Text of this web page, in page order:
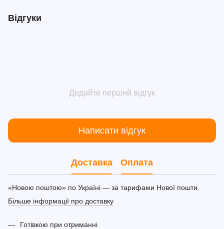
Відгуки
Додайте перший відгук
Написати відгук
Доставка Оплата
«Новою поштою» по Україні — за тарифами Нової пошти.
Більше інформації про доставку
Готівкою при отриманні